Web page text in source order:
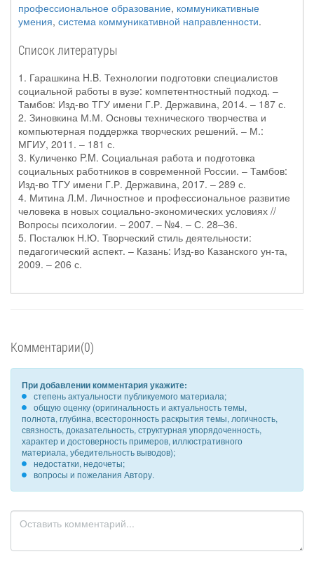
профессиональное образование, коммуникативные
умения, система коммуникативной направленности.
Список литературы
1. Гарашкина H.B. Технологии подготовки специалистов
социальной работы в вузе: компетентностный подход. –
Тамбов: Изд-во ТГУ имени Г.Р. Державина, 2014. – 187 с.
2. Зиновкина М.М. Основы технического творчества и
компьютерная поддержка творческих решений. – М.:
МГИУ, 2011. – 181 с.
3. Куличенко P.M. Социальная работа и подготовка
социальных работников в современной России. – Тамбов:
Изд-во ТГУ имени Г.Р. Державина, 2017. – 289 с.
4. Митина Л.М. Личностное и профессиональное развитие
человека в новых социально-экономических условиях //
Вопросы психологии. – 2007. – №4. – С. 28–36.
5. Посталюк Н.Ю. Творческий стиль деятельности:
педагогический аспект. – Казань: Изд-во Казанского ун-та,
2009. – 206 с.
Комментарии(0)
При добавлении комментария укажите:
степень актуальности публикуемого материала;
общую оценку (оригинальность и актуальность темы,
полнота, глубина, всесторонность раскрытия темы, логичность,
связность, доказательность, структурная упорядоченность,
характер и достоверность примеров, иллюстративного
материала, убедительность выводов);
недостатки, недочеты;
вопросы и пожелания Автору.